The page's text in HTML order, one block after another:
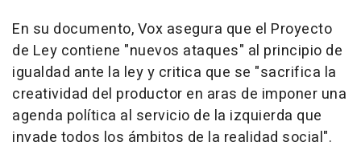
En su documento, Vox asegura que el Proyecto
de Ley contiene "nuevos ataques" al principio de
igualdad ante la ley y critica que se "sacrifica la
creatividad del productor en aras de imponer una
agenda política al servicio de la izquierda que
invade todos los ámbitos de la realidad social".